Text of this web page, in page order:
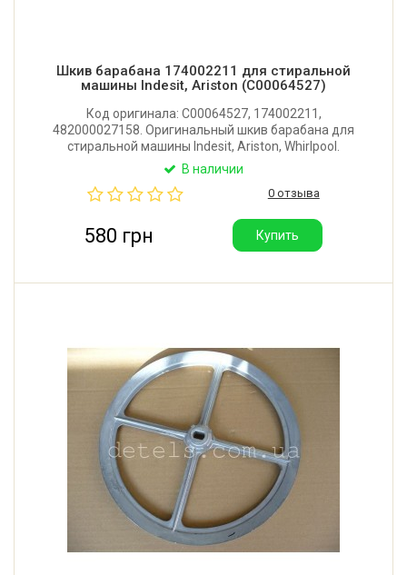
Шкив барабана 174002211 для стиральной
машины Indesit, Ariston (C00064527)
Код оригинала: C00064527, 174002211,
482000027158. Оригинальный шкив барабана для
стиральной машины Indesit, Ariston, Whirlpool.
Диаметр: 280 мм. Посадочное место: 17x11 мм.
В наличии
0 отзыва
580 грн Купить